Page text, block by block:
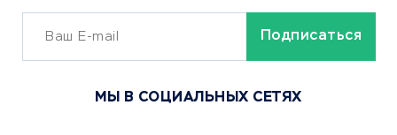
ОБУЧЕНИЕ И РАБОТА
МЫ В СОЦИАЛЬНЫХ СЕТЯХ